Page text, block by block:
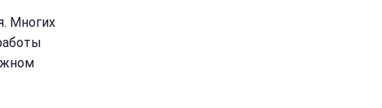
Многих